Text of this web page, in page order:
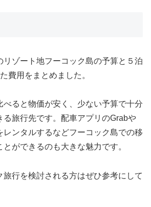
リゾート地フーコック島の予算と５泊
費用をまとめました。
べると物価が安く、少ない予算で十分
る旅行先です。配車アプリのGrabや
レンタルするなどフーコック島での移
ができるのも大きな魅力です。
旅行を検討される方はぜひ参考にして